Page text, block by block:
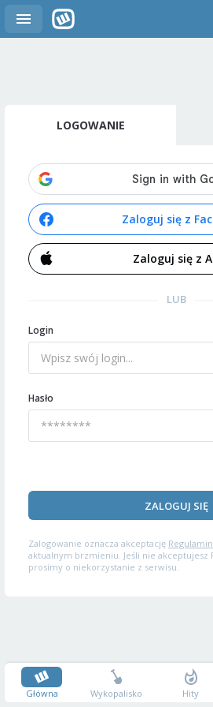
LOGOWANIE
Zaloguj się z
Zaloguj się z
LUB
Login
Hasło
ZALOGUJ SIĘ
Zalogowanie oznacza akceptację
aktualnym brzmieniu. Jeśli nie akceptujesz
prosimy o niekorzystanie z serwisu.
Główna Wykopalisko Hity